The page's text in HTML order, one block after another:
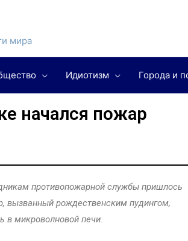
мира
Идиотизм Города и
начался пожар
противопожарной службы пришлось
вызванный рождественским пудингом,
в микроволновой печи.